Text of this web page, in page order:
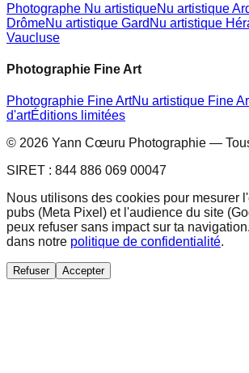
Photographe Nu artistiqueNu artistique
DrômeNu artistique Gard Nu artistique
Vaucluse
Photographie Fine Art
Photographie Fine ArtNu artistique Fine
d'artÉditions limitées
© 2026 Yann Cœuru Photographie —
SIRET : 844 886 069 00047
Nous utilisons des cookies pour mesurer
pubs (Meta Pixel) et l'audience du site
peux refuser sans impact sur ta
dans notre politique de confidentialité.
Refuser Accepter